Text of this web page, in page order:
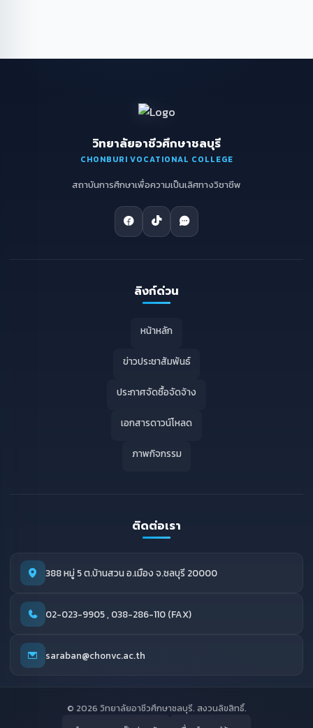
วิทยาลัยอาชีวศึกษาชลบุรี
CHONBURI VOCATIONAL COLLEGE
สถาบันการศึกษาเพื่อความเป็นเลิศทางวิชาชีพ
ลิงก์ด่วน
หน้าหลัก
ข่าวประชาสัมพันธ์
ประกาศจัดซื้อจัดจ้าง
เอกสารดาวน์โหลด
ภาพกิจกรรม
ติดต่อเรา
388 หมู่ 5 ต.บ้านสวน อ.เมือง จ.ชลบุรี 20000
02-023-9905 , 038-286-110 (FAX)
saraban@chonvc.ac.th
© 2026 วิทยาลัยอาชีวศึกษาชลบุรี. สงวนลิขสิทธิ์.